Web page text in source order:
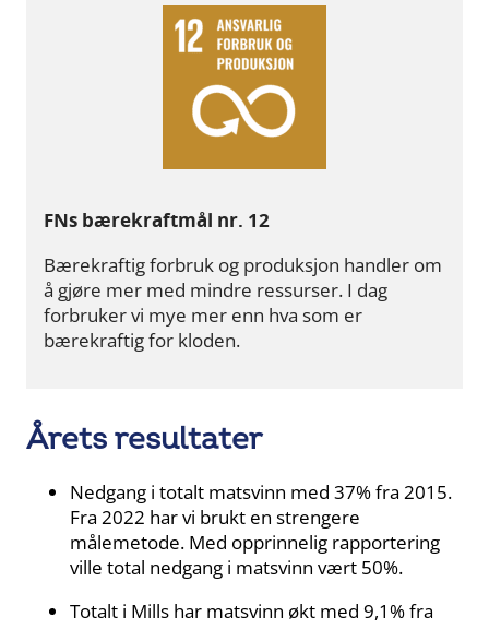
FNs bærekraftmål nr. 12
Bærekraftig forbruk og produksjon handler om
å gjøre mer med mindre ressurser. I dag
forbruker vi mye mer enn hva som er
bærekraftig for kloden.
Årets resultater
Nedgang i totalt matsvinn med 37% fra 2015.
Fra 2022 har vi brukt en strengere
målemetode. Med opprinnelig rapportering
ville total nedgang i matsvinn vært 50%.
Totalt i Mills har matsvinn økt med 9,1% fra